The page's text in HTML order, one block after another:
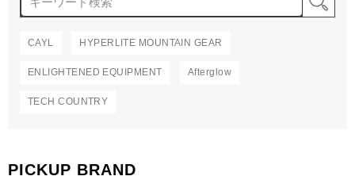
CAYL HYPERLITE MOUNTAIN GEAR
ENLIGHTENED EQUIPMENT Afterglow
TECH COUNTRY
PICKUP BRAND